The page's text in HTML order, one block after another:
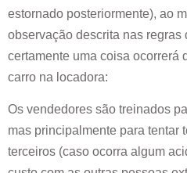
estornado posteriormente), ao
observação descrita nas regras
certamente uma coisa ocorrerá
carro na locadora:
Os vendedores são treinados
mas principalmente para tentar
terceiros (caso ocorra algum